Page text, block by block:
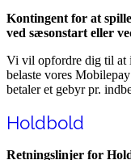
Kontingent for at
ved sæsonstart eller
Vi vil opfordre dig til at
belaste vores
betaler et gebyr pr.
Holdbold
Retningslinjer for